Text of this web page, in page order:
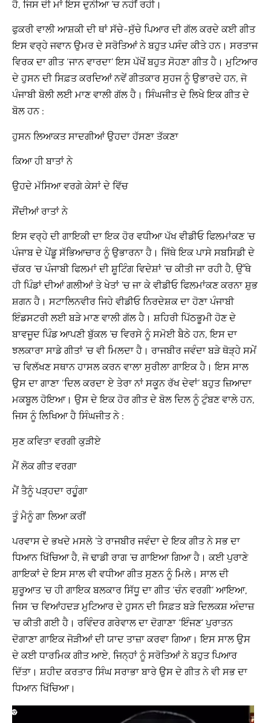
ਹੈ, ਜਿਸ ਦੀ ਮਾਂ ਇਸ ਦੁਨੀਆ ’ਚ ਨਹੀਂ ਰਹੀ।
ਫੁਕਰੀ ਵਾਲੀ ਆਸ਼ਕੀ ਦੀ ਥਾਂ ਸੱਚੇ-ਸੁੱਚੇ ਪਿਆਰ ਦੀ ਗੱਲ ਕਰਦੇ ਕਈ ਗੀਤ
ਇਸ ਵਰ੍ਹੇ ਜਵਾਨ ਉਮਰ ਦੇ ਸਰੋਤਿਆਂ ਨੇ ਬਹੁਤ ਪਸੰਦ ਕੀਤੇ ਹਨ। ਸਰਤਾਜ
ਵਿਰਕ ਦਾ ਗੀਤ ‘ਜਾਨ ਵਾਰਦਾ’ ਇਸ ਪੱਖੋਂ ਬਹੁਤ ਸੋਹਣਾ ਗੀਤ ਹੈ। ਮੁਟਿਆਰ
ਦੇ ਹੁਸਨ ਦੀ ਸਿਫ਼ਤ ਕਰਦਿਆਂ ਨਵੇਂ ਗੀਤਕਾਰ ਸੁਹਜ ਨੂੰ ਉਭਾਰਦੇ ਹਨ, ਜੋ
ਪੰਜਾਬੀ ਬੋਲੀ ਲਈ ਮਾਣ ਵਾਲੀ ਗੱਲ ਹੈ। ਸਿੰਘਜੀਤ ਦੇ ਲਿਖੇ ਇਕ ਗੀਤ ਦੇ
ਬੋਲ ਹਨ :
ਹੁਸਨ ਲਿਆਕਤ ਸਾਦਗੀਆਂ ਉਹਦਾ ਹੱਸਣਾ ਤੱਕਣਾ
ਕਿਆ ਹੀ ਬਾਤਾਂ ਨੇ
ਉਹਦੇ ਮੱਸਿਆ ਵਰਗੇ ਕੇਸਾਂ ਦੇ ਵਿੱਚ
ਸੌਂਦੀਆਂ ਰਾਤਾਂ ਨੇ
ਇਸ ਵਰ੍ਹੇ ਦੀ ਗਾਇਕੀ ਦਾ ਇਕ ਹੋਰ ਵਧੀਆ ਪੱਖ ਵੀਡੀਓ ਫਿਲਮਾਂਕਣ ’ਚ
ਪੰਜਾਬ ਦੇ ਪੇਂਡੂ ਸੱਭਿਆਚਾਰ ਨੂੰ ਉਭਾਰਨਾ ਹੈ। ਜਿੱਥੇ ਇਕ ਪਾਸੇ ਸਬਸਿਡੀ ਦੇ
ਚੱਕਰ ’ਚ ਪੰਜਾਬੀ ਫਿਲਮਾਂ ਦੀ ਸ਼ੂਟਿੰਗ ਵਿਦੇਸ਼ਾਂ ’ਚ ਕੀਤੀ ਜਾ ਰਹੀ ਹੈ, ਉੱਥੇ
ਹੀ ਪਿੰਡਾਂ ਦੀਆਂ ਗਲੀਆਂ ਤੇ ਖੇਤਾਂ ’ਚ ਜਾ ਕੇ ਵੀਡੀਓ ਫਿਲਮਾਂਕਣ ਕਰਨਾ ਸ਼ੁਭ
ਸ਼ਗਨ ਹੈ। ਸਟਾਲਿਨਵੀਰ ਜਿਹੇ ਵੀਡੀਓ ਨਿਰਦੇਸ਼ਕ ਦਾ ਹੋਣਾ ਪੰਜਾਬੀ
ਇੰਡਸਟਰੀ ਲਈ ਬੜੇ ਮਾਣ ਵਾਲੀ ਗੱਲ ਹੈ। ਸ਼ਹਿਰੀ ਪਿੱਠਭੂਮੀ ਹੋਣ ਦੇ
ਬਾਵਜੂਦ ਪਿੰਡ ਆਪਣੀ ਬੁੱਕਲ ’ਚ ਵਿਰਸੇ ਨੂੰ ਸਮੋਈ ਬੈਠੇ ਹਨ, ਇਸ ਦਾ
ਝਲਕਾਰਾ ਸਾਡੇ ਗੀਤਾਂ ’ਚ ਵੀ ਮਿਲਦਾ ਹੈ। ਰਾਜਬੀਰ ਜਵੰਦਾ ਬੜੇ ਥੋੜ੍ਹੇ ਸਮੇਂ
’ਚ ਵਿਲੱਖਣ ਸਥਾਨ ਹਾਸਲ ਕਰਨ ਵਾਲਾ ਸੁਰੀਲਾ ਗਾਇਕ ਹੈ। ਇਸ ਸਾਲ
ਉਸ ਦਾ ਗਾਣਾ ‘ਦਿਲ ਕਰਦਾ ਏ ਤੇਰਾ ਨਾਂ ਸਕੂਨ ਰੱਖ ਦੇਵਾਂ’ ਬਹੁਤ ਜ਼ਿਆਦਾ
ਮਕਬੂਲ ਹੋਇਆ। ਉਸ ਦੇ ਇਕ ਹੋਰ ਗੀਤ ਦੇ ਬੋਲ ਦਿਲ ਨੂੰ ਟੁੰਬਣ ਵਾਲੇ ਹਨ,
ਜਿਸ ਨੂੰ ਲਿਖਿਆ ਹੈ ਸਿੰਘਜੀਤ ਨੇ :
ਸੁਣ ਕਵਿਤਾ ਵਰਗੀ ਕੁੜੀਏ
ਮੈਂ ਲੋਕ ਗੀਤ ਵਰਗਾ
ਮੈਂ ਤੈਨੂੰ ਪੜ੍ਹਦਾ ਰਹੁੂੰਗਾ
ਤੂੰ ਮੈਨੂੰ ਗਾ ਲਿਆ ਕਰੀਂ
ਪਰਵਾਸ ਦੇ ਭਖਦੇ ਮਸਲੇ ’ਤੇ ਰਾਜਬੀਰ ਜਵੰਦਾ ਦੇ ਇਕ ਗੀਤ ਨੇ ਸਭ ਦਾ
ਧਿਆਨ ਖਿੱਚਿਆ ਹੈ, ਜੋ ਢਾਡੀ ਰਾਗ ’ਚ ਗਾਇਆ ਗਿਆ ਹੈ। ਕਈ ਪੁਰਾਣੇ
ਗਾਇਕਾਂ ਦੇ ਇਸ ਸਾਲ ਵੀ ਵਧੀਆ ਗੀਤ ਸੁਣਨ ਨੂੰ ਮਿਲੇ। ਸਾਲ ਦੀ
ਸ਼ੁਰੂਆਤ ’ਚ ਹੀ ਗਾਇਕ ਬਲਕਾਰ ਸਿੱਧੂ ਦਾ ਗੀਤ ‘ਚੰਨ ਵਰਗੀ’ ਆਇਆ,
ਜਿਸ ’ਚ ਵਿਆਂਹਦੜ ਮੁਟਿਆਰ ਦੇ ਹੁਸਨ ਦੀ ਸਿਫ਼ਤ ਬੜੇ ਦਿਲਕਸ਼ ਅੰਦਾਜ਼
’ਚ ਕੀਤੀ ਗਈ ਹੈ। ਰਵਿੰਦਰ ਗਰੇਵਾਲ ਦਾ ਦੋਗਾਣਾ ‘ਇੰਜਣ’ ਪੁਰਾਤਨ
ਦੋਗਾਣਾ ਗਾਇਕ ਜੋੜੀਆਂ ਦੀ ਯਾਦ ਤਾਜ਼ਾ ਕਰਵਾ ਗਿਆ। ਇਸ ਸਾਲ ਉਸ
ਦੇ ਕਈ ਧਾਰਮਿਕ ਗੀਤ ਆਏ, ਜਿਨ੍ਹਾਂ ਨੂੰ ਸਰੋਤਿਆਂ ਨੇ ਬਹੁਤ ਪਿਆਰ
ਦਿੱਤਾ। ਸ਼ਹੀਦ ਕਰਤਾਰ ਸਿੰਘ ਸਰਾਭਾ ਬਾਰੇ ਉਸ ਦੇ ਗੀਤ ਨੇ ਵੀ ਸਭ ਦਾ
ਧਿਆਨ ਖਿੱਚਿਆ।